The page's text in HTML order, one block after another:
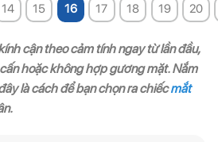
14 15 16 17 18 19 20
cận theo cảm tính ngay từ lần đầu,
hoặc không hợp gương mặt. Nắm
là cách để bạn chọn ra chiếcmắt